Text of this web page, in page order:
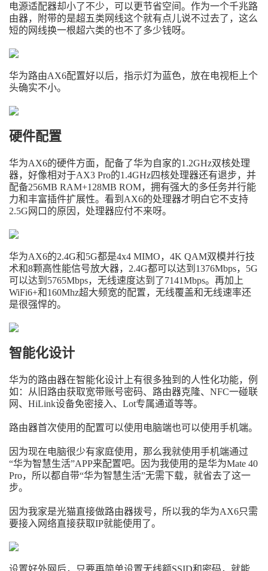
电源适配器却小了不少，可以更节省空间。作为一个千兆路
由器，附带的是超五类网线这个就有点儿说不过去了，这么
短的网线换一根超六类的也不了多少钱呀。
华为路由AX6配置好以后，指示灯为蓝色，放在电视柜上个
头确实不小。
硬件配置
华为AX6的硬件方面，配备了华为自家的1.2GHz双核处理
器，好像相对于AX3 Pro的1.4GHz四核处理器还有退步，并
配备256MB RAM+128MB ROM，拥有强大的多任务并行能
力和丰富插件扩展性。看到AX6的处理器才明白它不支持
2.5G网口的原因，处理器应付不来呀。
华为AX6的2.4G和5G都是4x4 MIMO，4K QAM双模并行技
术和8颗高性能信号放大器，2.4G都可以达到1376Mbps，5G
可以达到5765Mbps，无线速度达到了7141Mbps。再加上
WiFi6+和160Mhz超大频宽的配置，无线覆盖和无线速率还
是很强悍的。
智能化设计
华为的路由器在智能化设计上有很多独到的人性化功能，例
如：从旧路由获取宽带账号密码、路由器克隆、NFC一碰联
网、HiLink设备免密接入、Lot专属通道等等。
路由器首次使用的配置可以使用电脑端也可以使用手机端。
因为现在电脑很少有家庭使用，那么我就使用手机端通过
“华为智慧生活”APP来配置吧。因为我使用的是华为Mate 40
Pro，所以都自带“华为智慧生活”无需下载，就省去了这一
步。
因为我家是光猫直接做路由器拨号，所以我的华为AX6只需
要接入网络直接获取IP就能使用了。
设置好外网后，只要再简单设置无线额SSID和密码，就能